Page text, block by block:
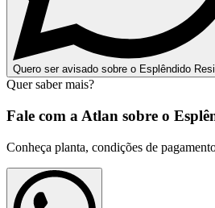
Quero ser avisado sobre o Esplêndido
Quer saber mais?
Fale com a Atlan sobre o
Conheça planta, condições de